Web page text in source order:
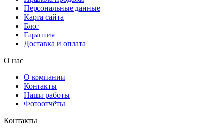
Персональные данные
Карта сайта
Блог
Гарантия
Доставка и оплата
О нас
О компании
Контакты
Наши работы
Фотоотчёты
Контакты